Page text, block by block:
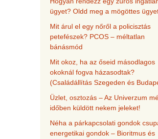
ügyet? Oldd meg a mögöttes
Mit árul el egy nőről a policisztás
petefészek? PCOS – méltatlan
bánásmód
Mit okoz, ha az őseid másodlagos
okoknál fogva házasodtak?
(Családállítás Szegeden és
Üzlet, osztozás – Az Univerzum
időben küldött nekem jeleket!
Néha a párkapcsolati gondok
energetikai gondok – Bioritmus és